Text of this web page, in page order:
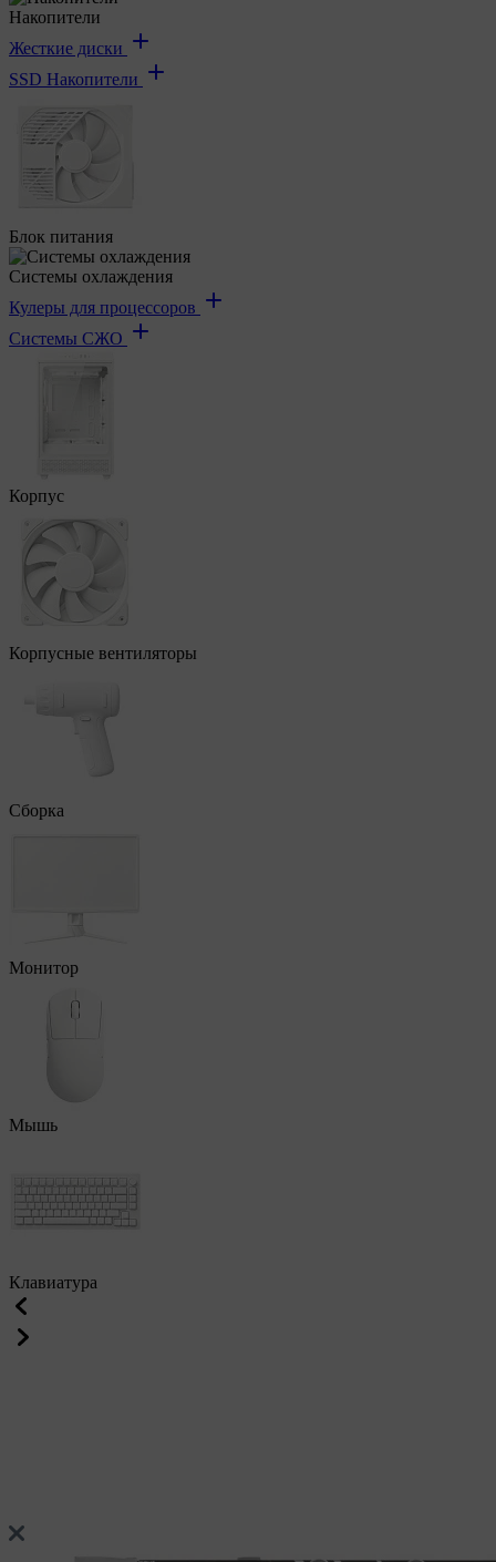
Накопители
Жесткие диски
SSD Накопители
Блок питания
Системы охлаждения
Кулеры для процессоров
Системы СЖО
Корпус
Корпусные вентиляторы
Сборка
Монитор
Мышь
Клавиатура